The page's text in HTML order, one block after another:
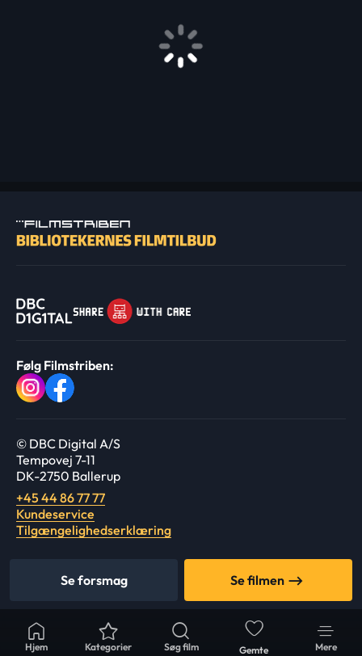
Hjem Gemte
Kategorier Søg film Mere
Se forsmag Se filmen
Følg Filmstriben:
© DBC Digital A/S
Tempovej 7-11
DK-2750 Ballerup
+45 44 86 77 77
Kundeservice
Tilgængelighedserklæring